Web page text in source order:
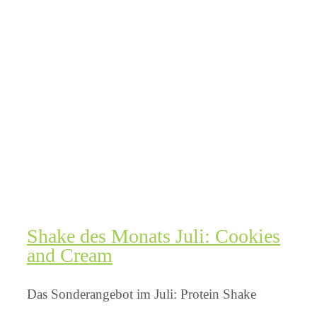
Shake des Monats Juli: Cookies
and Cream
Das Sonderangebot im Juli: Protein Shake